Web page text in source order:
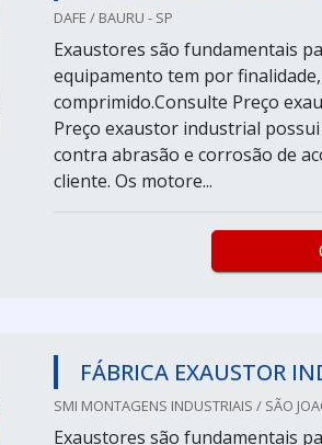
DAFE / BAURU - SP
Exaustores são fundamentais
equipamento tem por
comprimido.Consulte Preço
Preço exaustor industrial
contra abrasão e corrosão de
cliente. Os motore...
FÁBRICA EXAUSTOR
SMI MONTAGENS INDUSTRIAIS / SÃO
Exaustores são fundamentais